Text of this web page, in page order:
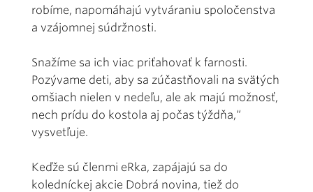
robíme, napomáhajú vytváraniu spoločenstva
a vzájomnej súdržnosti.
Snažíme sa ich viac priťahovať k farnosti.
Pozývame deti, aby sa zúčastňovali na svätých
omšiach nielen v nedeľu, ale ak majú možnosť,
nech prídu do kostola aj počas týždňa,“
vysvetľuje.
Keďže sú členmi eRka, zapájajú sa do
koledníckej akcie Dobrá novina, tiež do